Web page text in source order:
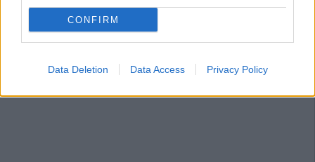
CONFIRM
Data Deletion Data Access Privacy Policy